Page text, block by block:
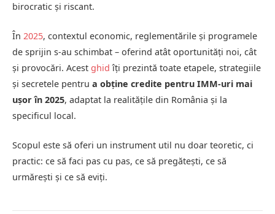
birocratic și riscant.
În 2025, contextul economic, reglementările și programele
de sprijin s-au schimbat – oferind atât oportunități noi, cât
și provocări. Acest ghid îți prezintă toate etapele, strategiile
și secretele pentru a obține credite pentru IMM-uri mai
ușor în 2025, adaptat la realitățile din România și la
specificul local.
Scopul este să oferi un instrument util nu doar teoretic, ci
practic: ce să faci pas cu pas, ce să pregătești, ce să
urmărești și ce să eviți.